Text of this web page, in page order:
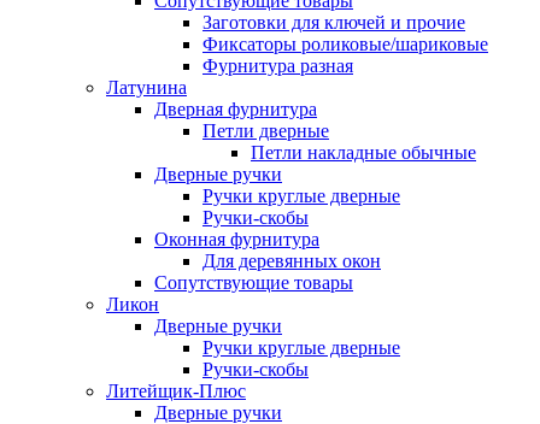
Заготовки для ключей и прочие
Фиксаторы роликовые/шариковые
Фурнитура разная
Латунина
Дверная фурнитура
Петли дверные
Петли накладные обычные
Дверные ручки
Ручки круглые дверные
Ручки-скобы
Оконная фурнитура
Для деревянных окон
Сопутствующие товары
Ликон
Дверные ручки
Ручки круглые дверные
Ручки-скобы
Литейщик-Плюс
Дверные ручки